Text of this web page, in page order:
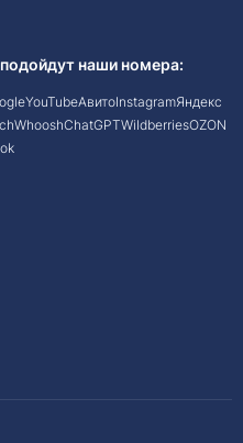
наши номера:
YouTubeАвитоInstagramЯндекс
WhooshChatGPTWildberriesOZON